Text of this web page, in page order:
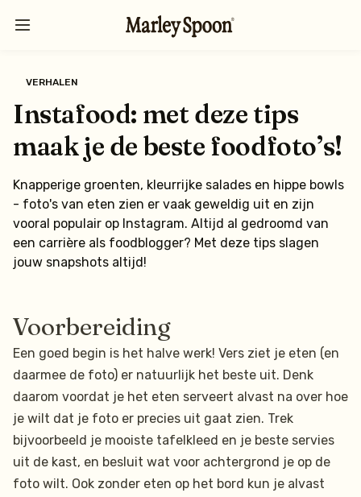
VERHALEN
Instafood: met deze tips
maak je de beste foodfoto’s!
Knapperige groenten, kleurrijke salades en hippe bowls
- foto's van eten zien er vaak geweldig uit en zijn
vooral populair op Instagram. Altijd al gedroomd van
een carrière als foodblogger? Met deze tips slagen
jouw snapshots altijd!
Voorbereiding
Een goed begin is het halve werk! Vers ziet je eten (en
daarmee de foto) er natuurlijk het beste uit. Denk
daarom voordat je het eten serveert alvast na over hoe
je wilt dat je foto er precies uit gaat zien. Trek
bijvoorbeeld je mooiste tafelkleed en je beste servies
uit de kast, en besluit wat voor achtergrond je op de
foto wilt. Ook zonder eten op het bord kun je alvast